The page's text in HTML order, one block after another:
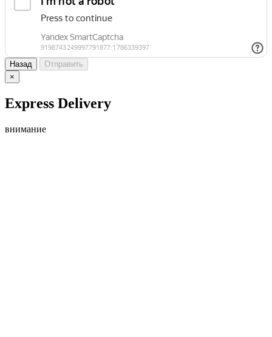
Назад
Отправить
×
Express Delivery
внимание